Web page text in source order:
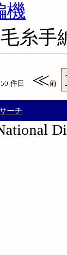
機
糸手
50 件目 ≪前
ーチ